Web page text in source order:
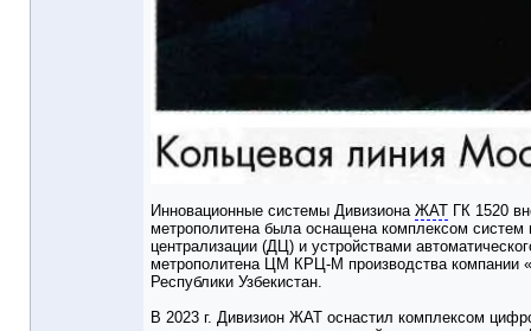
Инновационные системы Дивизиона ЖАТ ГК 1520
метрополитена была оснащена комплексом
централизации (ДЦ) и устройствами
метрополитена ЦМ КРЦ-М производства компании
Республики Узбекистан.
В 2023 г. Дивизион ЖАТ оснастил комплексом